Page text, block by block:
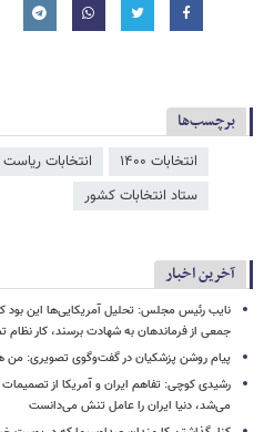
برچسب‌ها
انتخابات ۱۴۰۰
انتخابات
ستاد انتخابات کشور
آخرین اخبار
نایب رئیس مجلس: تحلیل آمریکایی‌ها این بود
جمعی از فرماندهان به شهادت برسند، کار نظام
پیام روشن پزشکیان در گفت‌وگوی تصویری: من
رشیدی کوچی: تفاهم ایران و آمریکا از
می‌شد، دنیا ایران را عامل تنش می‌دانست